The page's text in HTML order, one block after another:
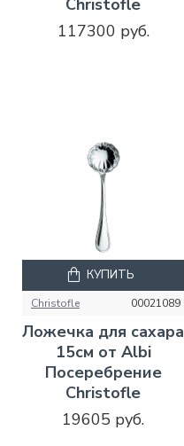
117300 руб.
Christofle 00021089
Ложечка для сахара
15см от Albi
Посеребрение
Christofle
19605 руб.
КУПИТЬ